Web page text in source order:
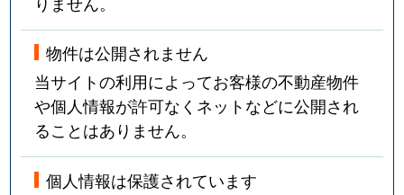
物件は公開されません
当サイトの利用によってお客様の不動産物件
や個人情報が許可なくネットなどに公開され
ることはありません。
個人情報は保護されています